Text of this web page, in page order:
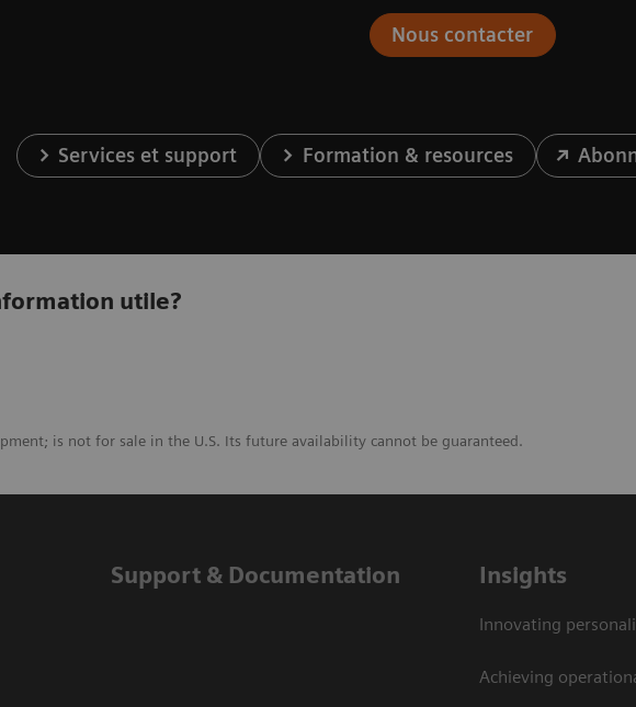
Nous contacter
Services et support Formation & resources
utile?
is not for sale in the U.S. Its future availability cannot be guaranteed.
Support & Documentation Insights
Innovating
Achieving